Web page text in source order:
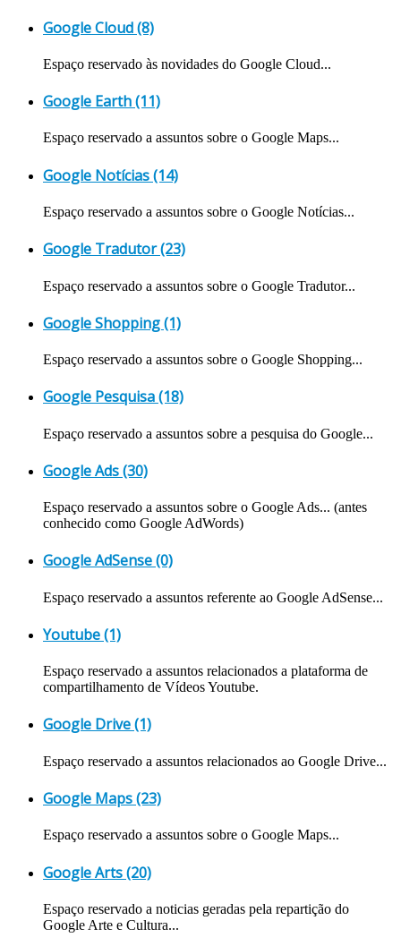
Google Cloud (8)
Espaço reservado às novidades do Google Cloud...
Google Earth (11)
Espaço reservado a assuntos sobre o Google Maps...
Google Notícias (14)
Espaço reservado a assuntos sobre o Google Notícias...
Google Tradutor (23)
Espaço reservado a assuntos sobre o Google Tradutor...
Google Shopping (1)
Espaço reservado a assuntos sobre o Google Shopping...
Google Pesquisa (18)
Espaço reservado a assuntos sobre a pesquisa do Google...
Google Ads (30)
Espaço reservado a assuntos sobre o Google Ads... (antes
conhecido como Google AdWords)
Google AdSense (0)
Espaço reservado a assuntos referente ao Google AdSense...
Youtube (1)
Espaço reservado a assuntos relacionados a plataforma de
compartilhamento de Vídeos Youtube.
Google Drive (1)
Espaço reservado a assuntos relacionados ao Google Drive...
Google Maps (23)
Espaço reservado a assuntos sobre o Google Maps...
Google Arts (20)
Espaço reservado a noticias geradas pela repartição do
Google Arte e Cultura...